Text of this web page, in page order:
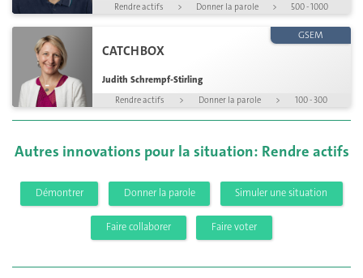
Rendre actifs > Donner la parole > 500 - 1000
CATCHBOX
Judith Schrempf-Stirling
GSEM
Rendre actifs > Donner la parole > 100 - 300
Autres innovations pour la situation: Rendre actifs
Démontrer Donner la parole Simuler une situation
Faire collaborer Faire voter